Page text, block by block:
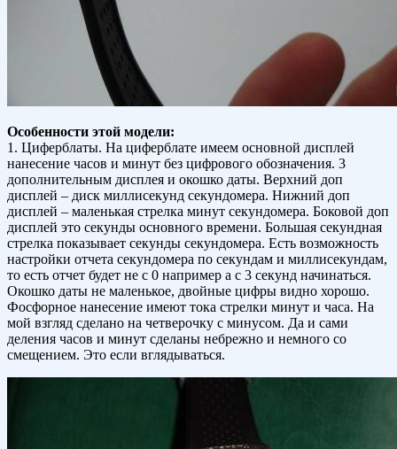
Особенности этой модели:
1. Циферблаты. На циферблате имеем основной дисплей
нанесение часов и минут без цифрового обозначения. 3
дополнительным дисплея и окошко даты. Верхний доп
дисплей – диск миллисекунд секундомера. Нижний доп
дисплей – маленькая стрелка минут секундомера. Боковой доп
дисплей это секунды основного времени. Большая секундная
стрелка показывает секунды секундомера. Есть возможность
настройки отчета секундомера по секундам и миллисекундам,
то есть отчет будет не с 0 например а с 3 секунд начинаться.
Окошко даты не маленькое, двойные цифры видно хорошо.
Фосфорное нанесение имеют тока стрелки минут и часа. На
мой взгляд сделано на четверочку с минусом. Да и сами
деления часов и минут сделаны небрежно и немного со
смещением. Это если вглядываться.